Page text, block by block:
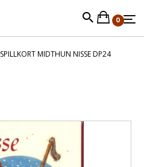
0
SPILLKORT MIDTHUN NISSE DP24